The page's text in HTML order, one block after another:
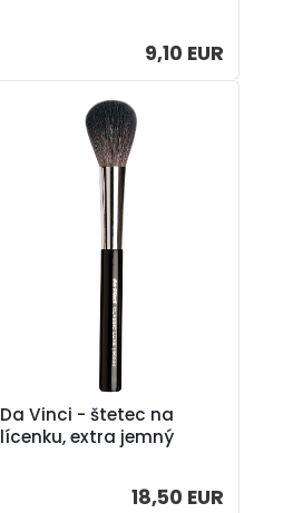
9,10 EUR
Da Vinci - štetec na
lícenku, extra jemný
18,50 EUR